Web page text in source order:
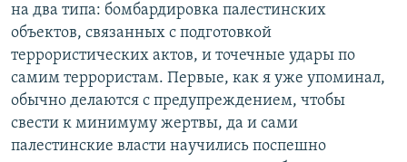
на два типа: бомбардировка палестинских
объектов, связанных с подготовкой
террористических актов, и точечные удары по
самим террористам. Первые, как я уже упоминал,
обычно делаются с предупреждением, чтобы
свести к минимуму жертвы, да и сами
палестинские власти научились поспешно